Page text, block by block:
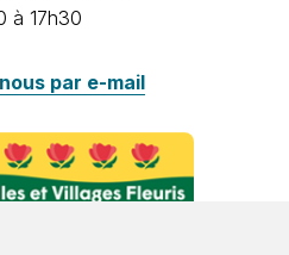
à 17h30
par e-mail